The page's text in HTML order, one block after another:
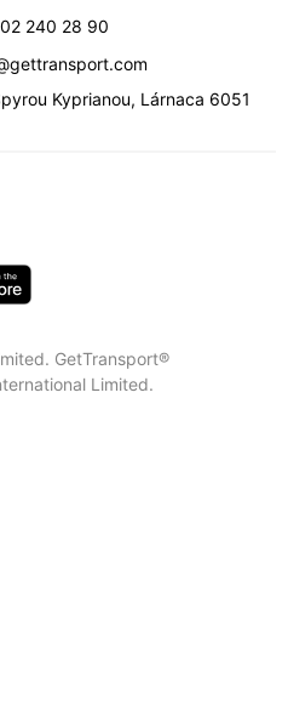
240 28 90
Kyprianou, Lárnaca 6051
GetTransport®
Limited.